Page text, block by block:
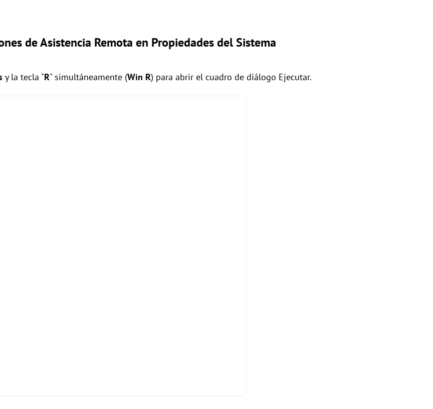
de Asistencia Remota en Propiedades del Sistema
y la tecla "R" simultáneamente (Win R) para abrir el cuadro de diálogo Ejecutar.